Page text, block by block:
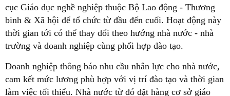
cục Giáo dục nghề nghiệp thuộc Bộ Lao động - Thương
binh & Xã hội để tổ chức từ đầu đến cuối. Hoạt động này
thời gian tới có thể thay đổi theo hướng nhà nước - nhà
trường và doanh nghiệp cùng phối hợp đào tạo.
Doanh nghiệp thông báo nhu cầu nhân lực cho nhà nước,
cam kết mức lương phù hợp với vị trí đào tạo và thời gian
làm việc tối thiểu. Nhà nước từ đó đặt hàng cơ sở giáo